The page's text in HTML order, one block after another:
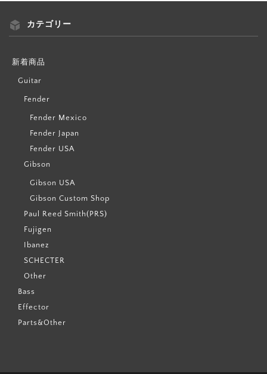
カテゴリー
新着商品
Guitar
Fender
Fender Mexico
Fender Japan
Fender USA
Gibson
Gibson USA
Gibson Custom Shop
Paul Reed Smith(PRS)
Fujigen
Ibanez
SCHECTER
Other
Bass
Effector
Parts&Other